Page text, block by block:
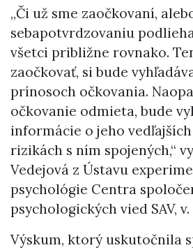
„Či už sme zaočkovaní,
sebapotvrdzovaniu
všetci približne rovnako.
zaočkovať, si bude
prínosoch očkovania.
očkovanie odmieta, bude
informácie o jeho
rizikách s ním spojených,“
Vedejová z Ústavu
psychológie Centra
psychologických vied SAV, v.
Výskum, ktorý uskutočnila